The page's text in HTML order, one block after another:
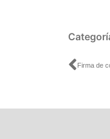
Ant
Firma de